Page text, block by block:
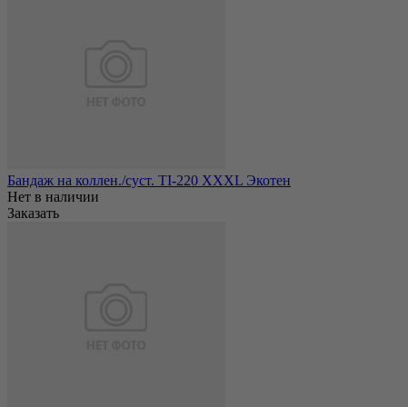
Бандаж на коллен./суст. TI-220 XXХL Экотен
Нет в наличии
Заказать